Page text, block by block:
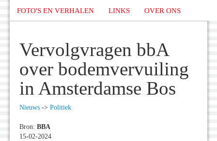
FOTO'S EN VERHALEN LINKS OVER ONS
Vervolgvragen bbA
over bodemvervuiling
in Amsterdamse Bos
Nieuws -> Politiek
Bron: BBA
15-02-2024